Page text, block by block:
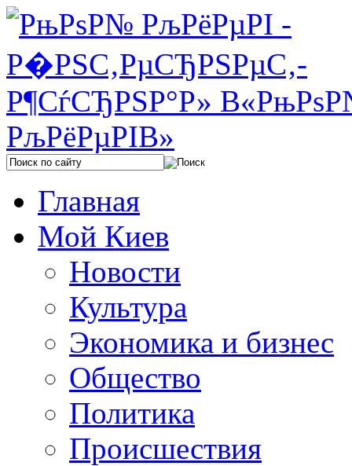
Главная
Мой Киев
Новости
Культура
Экономика и бизнес
Общество
Политика
Происшествия